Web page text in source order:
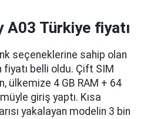
A03 Türkiye fiyatı
seçeneklerine sahip olan
belli oldu. Çift SIM
ülkemize 4 GB RAM + 64
giriş yaptı. Kısa
yakalayan modelin 3 bin